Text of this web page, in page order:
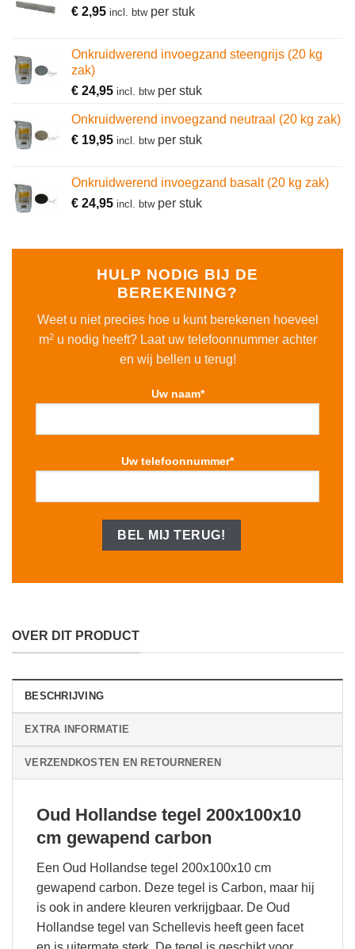
€ 2,95 incl. btwper stuk
Onkruidwerend invoegzand steengrijs (20 kg
zak)
€ 24,95 incl. btwper stuk
Onkruidwerend invoegzand neutraal (20 kg zak)
€ 19,95 incl. btwper stuk
Onkruidwerend invoegzand basalt (20 kg zak)
€ 24,95 incl. btwper stuk
HULP NODIG BIJ DE
BEREKENING?
Weet u niet precies hoe u kunt berekenen hoeveel
m2u nodig heeft? Laat uw telefoonnummer achter
en wij bellen u terug!
Uw naam*
Uw telefoonnummer*
OVER DIT PRODUCT
BESCHRIJVING
EXTRA INFORMATIE
VERZENDKOSTEN EN RETOURNEREN
Oud Hollandse tegel 200x100x10
cm gewapend carbon
Een Oud Hollandse tegel 200x100x10 cm
gewapend carbon. Deze tegel is Carbon, maar hij
is ook in andere kleuren verkrijgbaar. De Oud
Hollandse tegel van Schellevis heeft geen facet